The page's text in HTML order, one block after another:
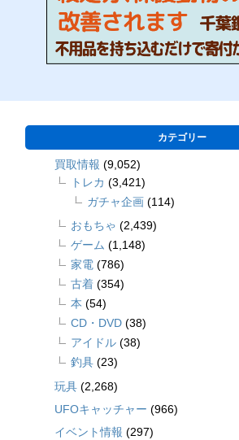
カテゴリー
買取情報 (9,052)
トレカ (3,421)
ガチャ企画 (114)
おもちゃ (2,439)
ゲーム (1,148)
家電 (786)
古着 (354)
本 (54)
CD・DVD (38)
アイドル (38)
釣具 (23)
玩具 (2,268)
UFOキャッチャー (966)
イベント情報 (297)